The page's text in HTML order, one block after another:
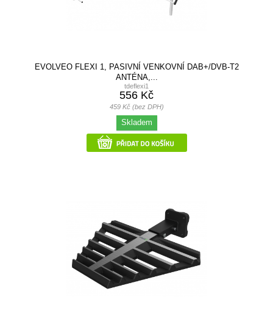
EVOLVEO FLEXI 1, PASIVNÍ VENKOVNÍ DAB+/DVB-T2
ANTÉNA,...
tdeflexi1
556 Kč
459 Kč (bez DPH)
Skladem